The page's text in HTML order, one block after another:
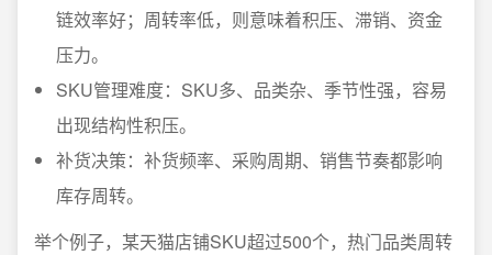
链效率好；周转率低，则意味着积压、滞销、资金
压力。
SKU管理难度：SKU多、品类杂、季节性强，容易
出现结构性积压。
补货决策：补货频率、采购周期、销售节奏都影响
库存周转。
举个例子，某天猫店铺SKU超过500个，热门品类周转